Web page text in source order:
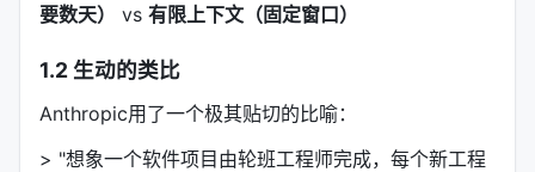
要数天）
vs 有限上下文（固定窗口）
1.2 生动的类比
Anthropic用了一个极其贴切的比喻：
> "想象一个软件项目由轮班工程师完成，每个新工程